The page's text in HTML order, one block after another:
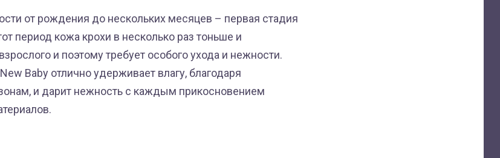
от рождения до нескольких месяцев – первая стадия
период кожа крохи в несколько раз тоньше и
и поэтому требует особого ухода и нежности.
Baby отлично удерживает влагу, благодаря
и дарит нежность с каждым прикосновением